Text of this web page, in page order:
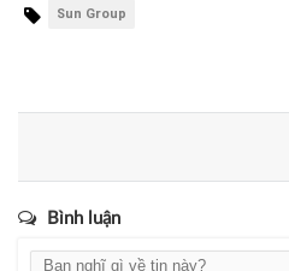
Sun Group
Bình luận